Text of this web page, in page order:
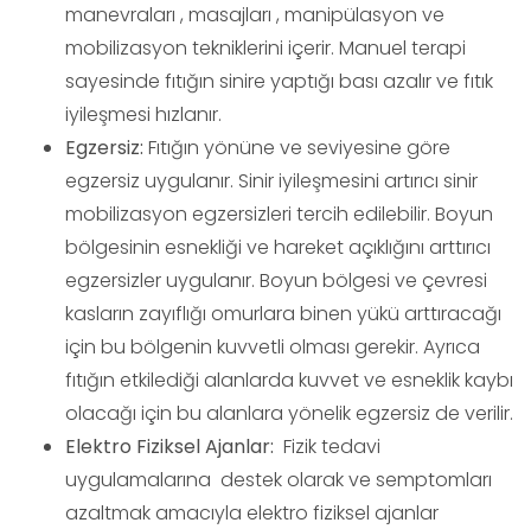
manevraları , masajları , manipülasyon ve
mobilizasyon tekniklerini içerir. Manuel terapi
sayesinde fıtığın sinire yaptığı bası azalır ve fıtık
iyileşmesi hızlanır.
Egzersiz: Fıtığın yönüne ve seviyesine göre
egzersiz uygulanır. Sinir iyileşmesini artırıcı sinir
mobilizasyon egzersizleri tercih edilebilir. Boyun
bölgesinin esnekliği ve hareket açıklığını arttırıcı
egzersizler uygulanır. Boyun bölgesi ve çevresi
kasların zayıflığı omurlara binen yükü arttıracağı
için bu bölgenin kuvvetli olması gerekir. Ayrıca
fıtığın etkilediği alanlarda kuvvet ve esneklik kaybı
olacağı için bu alanlara yönelik egzersiz de verilir.
Elektro Fiziksel Ajanlar: Fizik tedavi
uygulamalarına destek olarak ve semptomları
azaltmak amacıyla elektro fiziksel ajanlar